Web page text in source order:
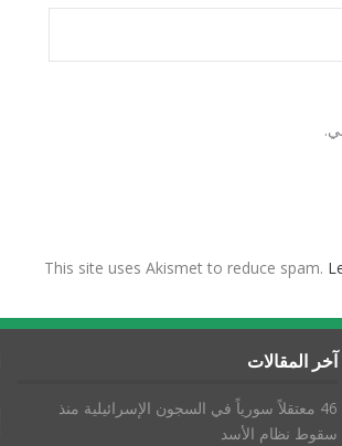
This site uses Akismet to reduce spam.
آخر المقالات
46 معتقلاً سورياً في السجون الإسرائيلية منذ
سقوط نظام الأسد